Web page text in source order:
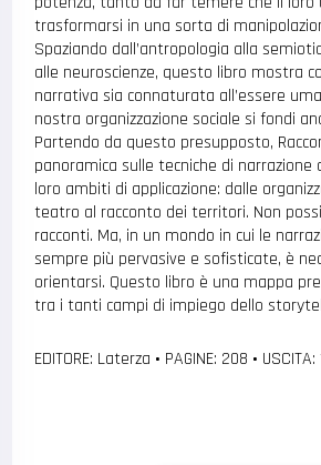
trasformarsi in una sorta di
Spaziando dall’antropologia alla
alle neuroscienze, questo libro mostra
narrativa sia connaturata all’essere
nostra organizzazione sociale si fondi
Partendo da questo presupposto,
panoramica sulle tecniche di narrazione
loro ambiti di applicazione: dalle
teatro al racconto dei territori. Non
racconti. Ma, in un mondo in cui le
sempre più pervasive e sofisticate, è
orientarsi. Questo libro è una mappa
tra i tanti campi di impiego dello
EDITORE: Laterza • PAGINE: 208 •